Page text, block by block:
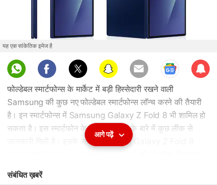
यह एक सांकेतिक इमेज है
Sub
scri
फोल्डेबल स्मार्टफोन्स के मार्केट में बड़ी हिस्सेदारी रखने वाली
Samsung की कुछ नए फोल्डेबल स्मार्टफोन्स लॉन्च करने की तैयारी
है। इन स्मार्टफोन्स में Samsung Galaxy Z Fold 8 भी शामिल हो
सकता है। इस स्मार्टफोन के स्पेसिफिकेशंस के बारे में कुछ लीक से
जानकारी मिली है। इसके साथ Samsung Galaxy Z Fold 8
आगे पढ़ें
संबंधित ख़बरें